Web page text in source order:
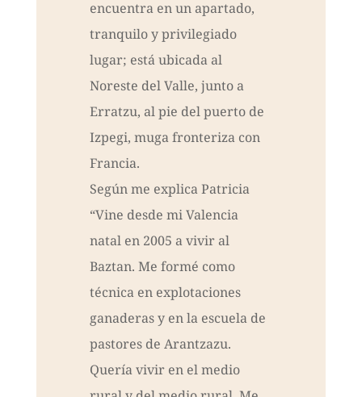
encuentra en un apartado,
tranquilo y privilegiado
lugar; está ubicada al
Noreste del Valle, junto a
Erratzu, al pie del puerto de
Izpegi, muga fronteriza con
Francia.
Según me explica Patricia
“Vine desde mi Valencia
natal en 2005 a vivir al
Baztan. Me formé como
técnica en explotaciones
ganaderas y en la escuela de
pastores de Arantzazu.
Quería vivir en el medio